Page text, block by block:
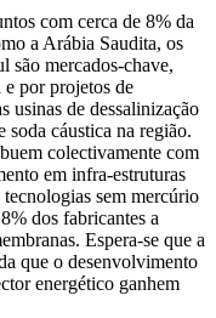
com cerca de 8% da
a Arábia Saudita, os
são mercados-chave,
por projetos de
usinas de dessalinização
soda cáustica na região.
colectivamente com
em infra-estruturas
sem mercúrio
dos fabricantes a
Espera-se que a
que o desenvolvimento
energético ganhem